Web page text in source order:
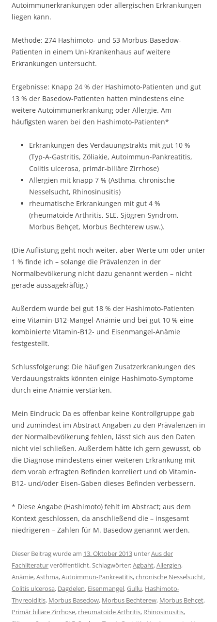
Autoimmunerkrankungen oder allergischen Erkrankungen
liegen kann.
Methode: 274 Hashimoto- und 53 Morbus-Basedow-
Patienten in einem Uni-Krankenhaus auf weitere
Erkrankungen untersucht.
Ergebnisse: Knapp 24 % der Hashimoto-Patienten und gut
13 % der Basedow-Patienten hatten mindestens eine
weitere Autoimmunerkrankung oder Allergie. Am
häufigsten waren bei den Hashimoto-Patienten*
Erkrankungen des Verdauungstrakts mit gut 10 %
(Typ-A-Gastritis, Zöliakie, Autoimmun-Pankreatitis,
Colitis ulcerosa, primär-biliäre Zirrhose)
Allergien mit knapp 7 % (Asthma, chronische
Nesselsucht, Rhinosinusitis)
rheumatische Erkrankungen mit gut 4 %
(rheumatoide Arthritis, SLE, Sjögren-Syndrom,
Morbus Behçet, Morbus Bechterew usw.).
(Die Auflistung geht noch weiter, aber Werte um oder unter
1 % finde ich – solange die Prävalenzen in der
Normalbevölkerung nicht dazu genannt werden – nicht
gerade aussagekräftig.)
Außerdem wurde bei gut 18 % der Hashimoto-Patienten
eine Vitamin-B12-Mangel-Anämie und bei gut 10 % eine
kombinierte Vitamin-B12- und Eisenmangel-Anämie
festgestellt.
Schlussfolgerung: Die häufigen Zusatzerkrankungen des
Verdauungstrakts könnten einige Hashimoto-Symptome
durch eine Anämie verstärken.
Mein Eindruck: Da es offenbar keine Kontrollgruppe gab
und zumindest im Abstract Angaben zu den Prävalenzen in
der Normalbevölkerung fehlen, lässt sich aus den Daten
nicht viel schließen. Außerdem hätte ich gern gewusst, ob
die Diagnose mindestens einer weiteren Erkrankung mit
dem vorab erfragten Befinden korreliert und ob Vitamin-
B12- und/oder Eisen-Gaben dieses Befinden verbessern.
* Diese Angabe (Hashimoto) fehlt im Abstract; aus dem
Kontext geschlossen, da anschließend die – insgesamt
niedrigeren – Zahlen für M. Basedow genannt werden.
Dieser Beitrag wurde am 13. Oktober 2013 unterAus der
Fachliteraturveröffentlicht. Schlagwörter:Agbaht,Allergien,
Anämie,Asthma,Autoimmun-Pankreatitis,chronische Nesselsucht,
Colitis ulcerosa, Dagdelen, Eisenmangel,Gullu, Hashimoto-
Thyreoiditis, Morbus Basedow, Morbus Bechterew, Morbus Behçet,
Primär biliäre Zirrhose, rheumatoide Arthritis, Rhinosinusitis,